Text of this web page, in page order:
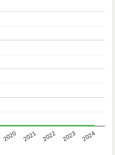
2020 2021 2022 2023 2024